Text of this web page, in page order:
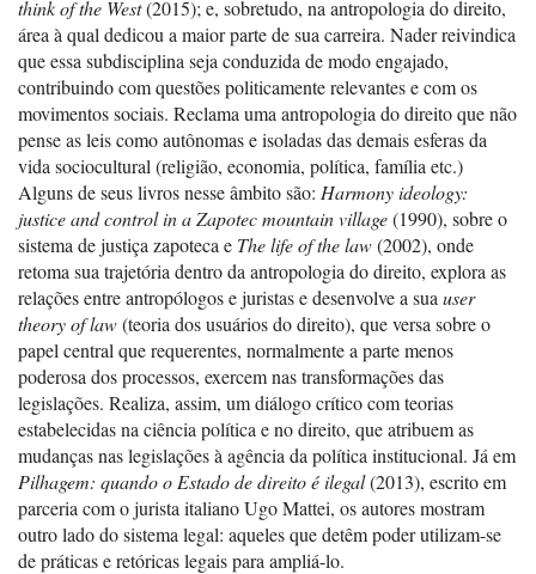
think of the West(2015); e, sobretudo, na antropologia do direito,
área à qual dedicou a maior parte de sua carreira. Nader reivindica
que essa subdisciplina seja conduzida de modo engajado,
contribuindo com questões politicamente relevantes e com os
movimentos sociais. Reclama uma antropologia do direito que não
pense as leis como autônomas e isoladas das demais esferas da
vida sociocultural (religião, economia, política, família etc.)
Alguns de seus livros nesse âmbito são: Harmony ideology:
justice and control in a Zapotec mountain village(1990), sobre o
sistema de justiça zapoteca e The life of the law(2002), onde
retoma sua trajetória dentro da antropologia do direito, explora as
relações entre antropólogos e juristas e desenvolve a sua user
theory of law(teoria dos usuários do direito), que versa sobre o
papel central que requerentes, normalmente a parte menos
poderosa dos processos, exercem nas transformações das
legislações. Realiza, assim, um diálogo crítico com teorias
estabelecidas na ciência política e no direito, que atribuem as
mudanças nas legislações à agência da política institucional. Já em
Pilhagem: quando o Estado de direito é ilegal(2013), escrito em
parceria com o jurista italiano Ugo Mattei, os autores mostram
outro lado do sistema legal: aqueles que detêm poder utilizam-se
de práticas e retóricas legais para ampliá-lo.